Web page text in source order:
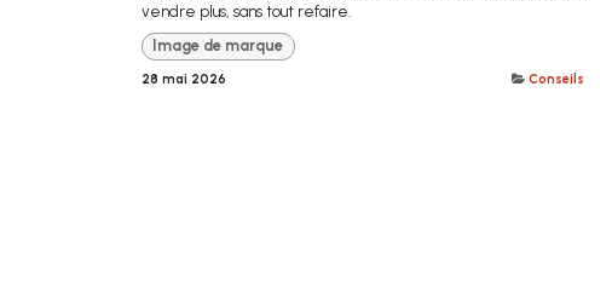
vendre plus, sans tout refaire.
Image de marque
28 mai 2026 Conseils